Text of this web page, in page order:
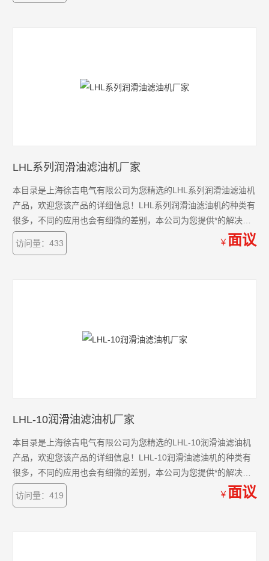
LHL系列润滑油滤油机厂家
本目录是上海徐吉电气有限公司为您精选的LHL系列润滑油滤油机
产品，欢迎您该产品的详细信息！LHL系列润滑油滤油机的种类有
很多，不同的应用也会有细微的差别，本公司为您提供*的解决方
案。
访问量：433
￥ 面议
LHL-10润滑油滤油机厂家
本目录是上海徐吉电气有限公司为您精选的LHL-10润滑油滤油机
产品，欢迎您该产品的详细信息！LHL-10润滑油滤油机的种类有
很多，不同的应用也会有细微的差别，本公司为您提供*的解决方
案。
访问量：419
￥ 面议